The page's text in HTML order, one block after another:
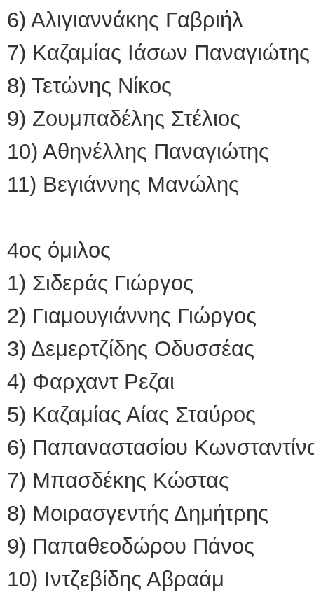
6) Αλιγιαννάκης
7) Καζαμίας Ιάσων
8) Τετώνης Νίκος
9) Ζουμπαδέλης
10) Αθηνέλλης
11) Βεγιάννης
4ος όμιλος
1) Σιδεράς Γιώργος
2) Γιαμουγιάννης
3) Δεμερτζίδης
4) Φαρχαντ Ρεζαι
5) Καζαμίας Αίας
6) Παπαναστασίου
7) Μπασδέκης
8) Μοιρασγεντής
9) Παπαθεοδώρου
10) Ιντζεβίδης